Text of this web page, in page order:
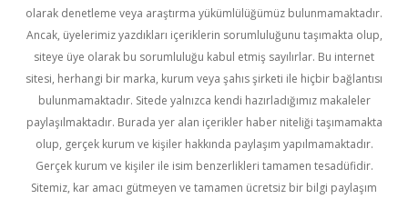
olarak denetleme veya araştırma yükümlülüğümüz bulunmamaktadır.
Ancak, üyelerimiz yazdıkları içeriklerin sorumluluğunu taşımakta olup,
siteye üye olarak bu sorumluluğu kabul etmiş sayılırlar. Bu internet
sitesi, herhangi bir marka, kurum veya şahıs şirketi ile hiçbir bağlantısı
bulunmamaktadır. Sitede yalnızca kendi hazırladığımız makaleler
paylaşılmaktadır. Burada yer alan içerikler haber niteliği taşımamakta
olup, gerçek kurum ve kişiler hakkında paylaşım yapılmamaktadır.
Gerçek kurum ve kişiler ile isim benzerlikleri tamamen tesadüfidir.
Sitemiz, kar amacı gütmeyen ve tamamen ücretsiz bir bilgi paylaşım